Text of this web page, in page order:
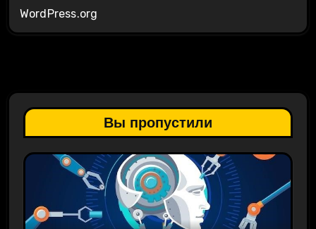
WordPress.org
Вы пропустили